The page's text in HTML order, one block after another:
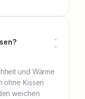
und Wärme
ohne Kissen
weichen